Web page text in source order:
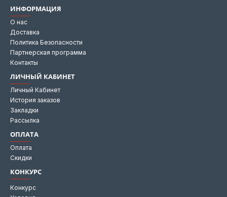
ИНФОРМАЦИЯ
О нас
Доставка
Политика Безопасности
Партнерская программа
Контакты
ЛИЧНЫЙ КАБИНЕТ
Личный Кабинет
История заказов
Закладки
Рассылка
ОПЛАТА
Оплата
Скидки
КОНКУРС
Конкурс